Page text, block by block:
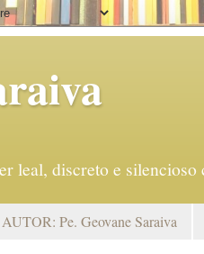
leal, discreto e
Pe. Geovane Saraiva